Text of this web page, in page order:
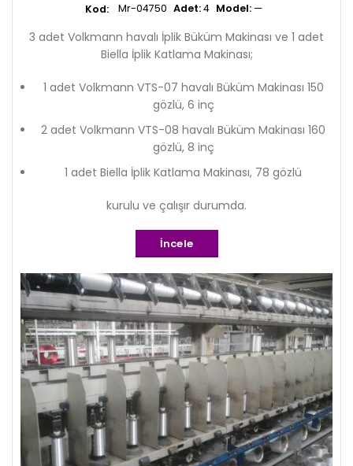
Adet:4 Model: —
Mr-04750
3 adet Volkmann havalı İplik Büküm Makinası ve 1 adet
Biella İplik Katlama Makinası;
1 adet Volkmann VTS-07 havalı Büküm Makinası 150
gözlü, 6 inç
2 adet Volkmann VTS-08 havalı Büküm Makinası 160
gözlü, 8 inç
1 adet Biella İplik Katlama Makinası, 78 gözlü
kurulu ve çalışır durumda.
İncele